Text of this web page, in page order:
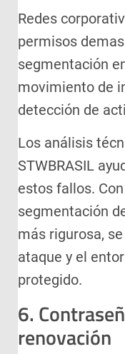
Redes
permisos
segmentación
movimiento de
detección de
Los análisis
STWBRASIL
estos fallos.
segmentación
más rigurosa,
ataque y el
protegido.
6.
renovación